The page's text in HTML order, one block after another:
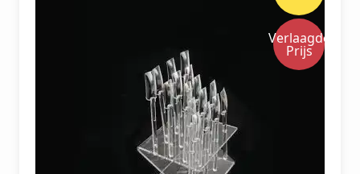
Verlaagde
Prijs